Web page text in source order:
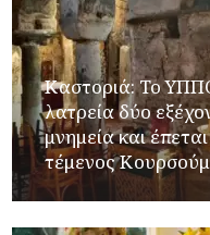
Καστοριά: Το
λατρεία δύο
μνημεία και
τέμενος Κουρσούμ